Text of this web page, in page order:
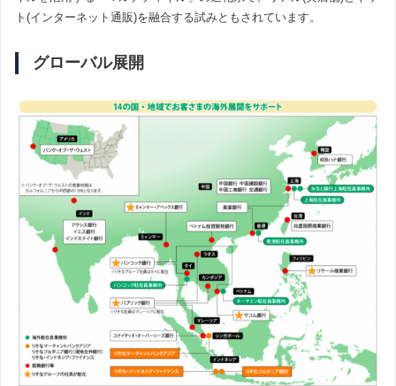
ト(インターネット通販)を融合する試みともされています。
グローバル展開